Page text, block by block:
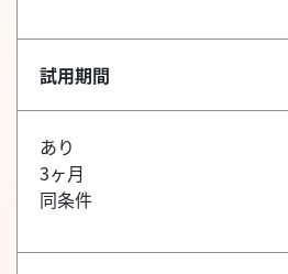
試用期間
あり
3ヶ月
同条件